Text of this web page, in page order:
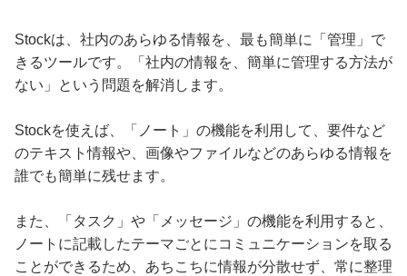
Stockは、社内のあらゆる情報を、最も簡単に「管理」で
きるツールです。「社内の情報を、簡単に管理する方法が
ない」という問題を解消します。
Stockを使えば、「ノート」の機能を利用して、要件など
のテキスト情報や、画像やファイルなどのあらゆる情報を
誰でも簡単に残せます。
また、「タスク」や「メッセージ」の機能を利用すると、
ノートに記載したテーマごとにコミュニケーションを取る
ことができるため、あちこちに情報が分散せず、常に整理